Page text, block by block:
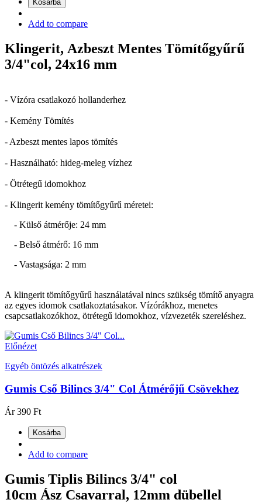
Kosárba
Add to compare
Klingerit, Azbeszt Mentes Tömítőgyűrű
3/4"col, 24x16 mm
- Vízóra csatlakozó hollanderhez
- Kemény Tömítés
- Azbeszt mentes lapos tömítés
- Használható: hideg-meleg vízhez
- Ötrétegű idomokhoz
- Klingerit kemény tömítőgyűrű méretei:
- Külső átmérője: 24 mm
- Belső átmérő: 16 mm
- Vastagsága: 2 mm
A klingerit tömítőgyűrű használatával nincs szükség tömítő anyagra
az egyes idomok csatlakoztatásakor. Vízórákhoz, menetes
csapcsatlakozókhoz, ötrétegű idomokhoz, vízvezeték szereléshez.
Előnézet
Egyéb öntözés alkatrészek
Gumis Cső Bilincs 3/4" Col Átmérőjű Csövekhez
Ár 390 Ft
Kosárba
Add to compare
Gumis Tiplis Bilincs 3/4" col
10cm Ász Csavarral, 12mm dübellel